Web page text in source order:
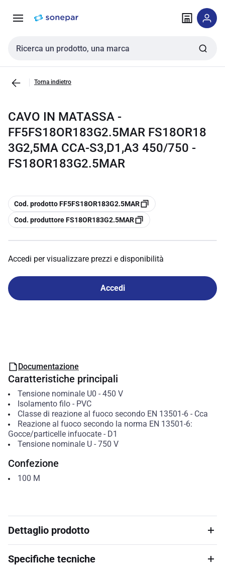
navigazione alla
Cerca input
Torna indietro
CAVO IN MATASSA -
FF5FS18OR183G2.5MAR FS18OR18
3G2,5MA CCA-S3,D1,A3 450/750 -
FS18OR183G2.5MAR
copia
Cod. prodotto FF5FS18OR183G2.5MAR
copia
Cod. produttore FS18OR183G2.5MAR
Accedi per visualizzare prezzi e disponibilità
Accedi
Documentazione
Caratteristiche principali
Tensione nominale U0 - 450 V
Isolamento filo- PVC
Classe di reazione al fuoco secondo EN 13501-6- Cca
Reazione al fuoco secondo la norma EN 13501-6:
Gocce/particelle infuocate - D1
Tensione nominale U- 750 V
Confezione
100 M
Dettaglio prodotto
Specifiche tecniche